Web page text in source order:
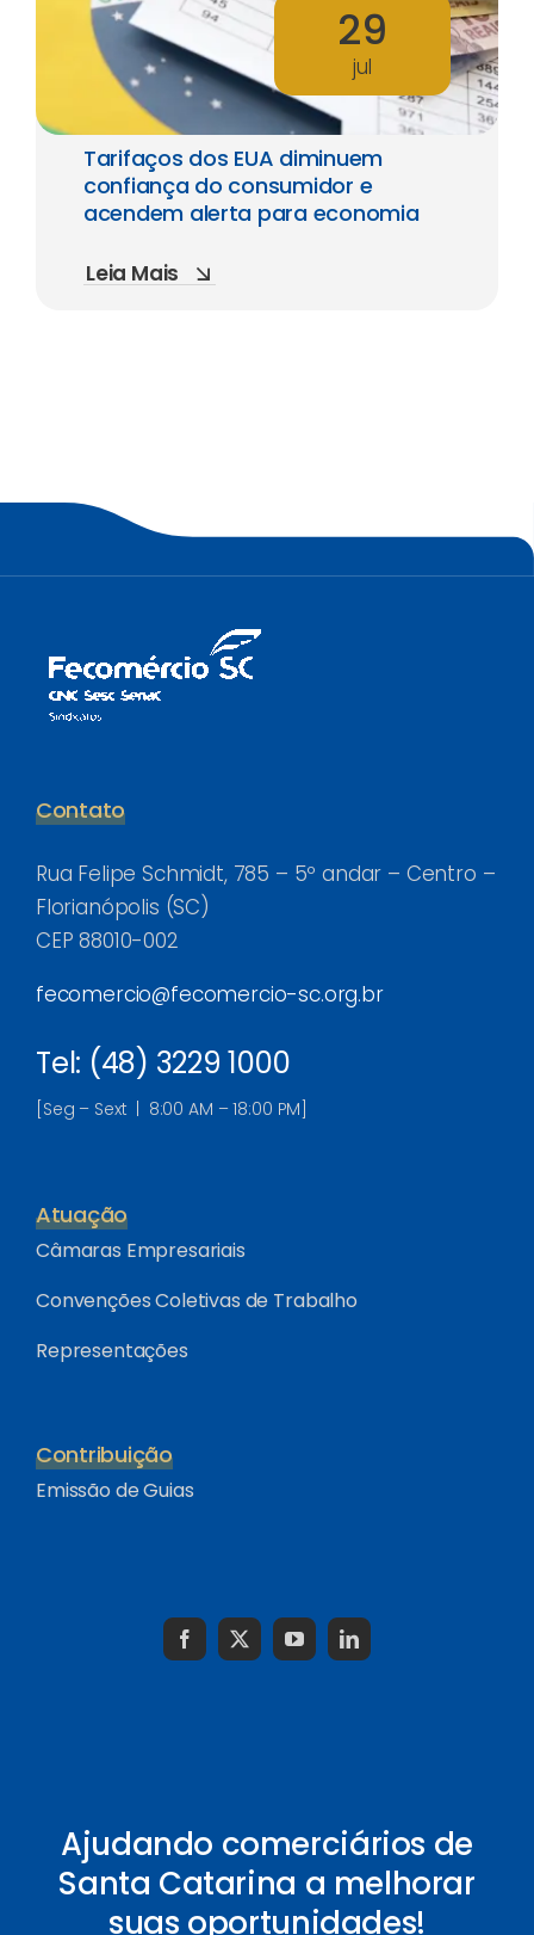
29
jul
Tarifaços dos EUA diminuem
confiança do consumidor e
acendem alerta para economia
Leia Mais
Contato
Rua Felipe Schmidt, 785 – 5º andar – Centro –
Florianópolis (SC)
CEP 88010-002
fecomercio@fecomercio-sc.org.br
Tel: (48) 3229 1000
[Seg – Sext | 8:00 AM – 18:00 PM]
Atuação
Câmaras Empresariais
Convenções Coletivas de Trabalho
Representações
Contribuição
Emissão de Guias
Ajudando comerciários de
Santa Catarina a melhorar
suas oportunidades!